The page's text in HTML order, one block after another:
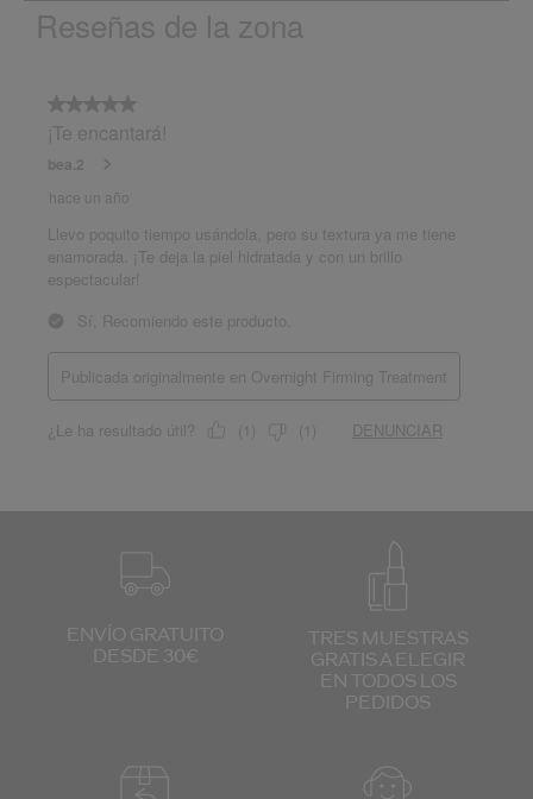
ENVÍO GRATUITO
DESDE 30€
TRES MUESTRAS
GRATIS A ELEGIR
EN TODOS LOS
PEDIDOS